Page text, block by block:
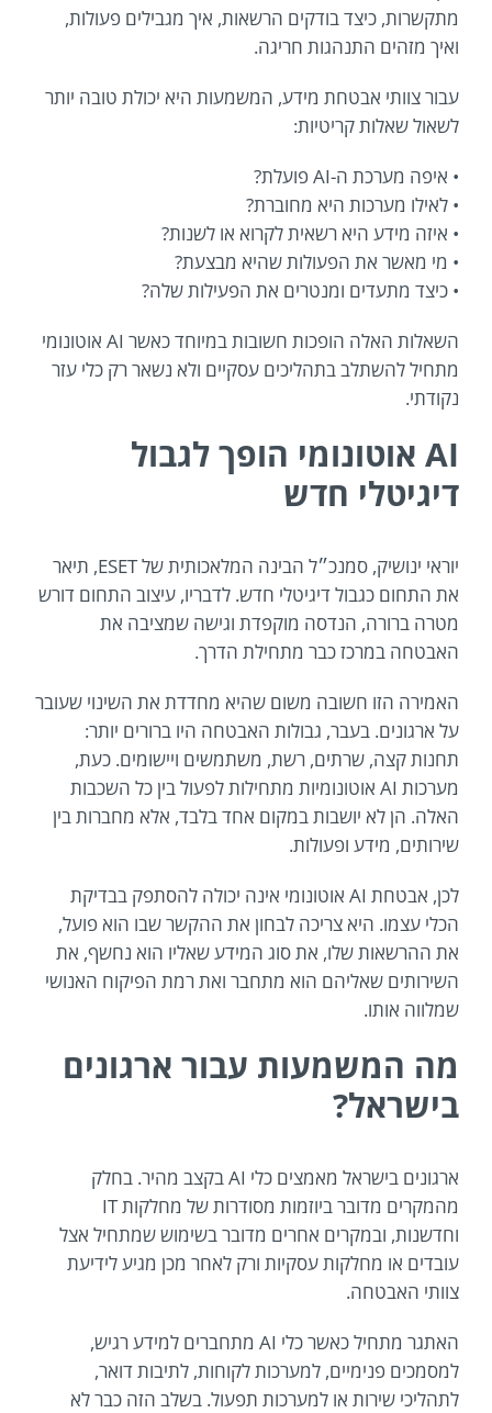
מתקשרות, כיצד בודקים הרשאות, איך מגבילים פעולות,
ואיך מזהים התנהגות חריגה.
עבור צוותי אבטחת מידע, המשמעות היא יכולת טובה יותר
לשאול שאלות קריטיות:
• איפה מערכת ה-AI פועלת?
• לאילו מערכות היא מחוברת?
• איזה מידע היא רשאית לקרוא או לשנות?
• מי מאשר את הפעולות שהיא מבצעת?
• כיצד מתעדים ומנטרים את הפעילות שלה?
השאלות האלה הופכות חשובות במיוחד כאשר AI אוטונומי
מתחיל להשתלב בתהליכים עסקיים ולא נשאר רק כלי עזר
נקודתי.
AI אוטונומי הופך לגבול
דיגיטלי חדש
יוראי ינושיק, סמנכ״ל הבינה המלאכותית של ESET, תיאר
את התחום כגבול דיגיטלי חדש. לדבריו, עיצוב התחום דורש
מטרה ברורה, הנדסה מוקפדת וגישה שמציבה את
האבטחה במרכז כבר מתחילת הדרך.
האמירה הזו חשובה משום שהיא מחדדת את השינוי שעובר
על ארגונים. בעבר, גבולות האבטחה היו ברורים יותר:
תחנות קצה, שרתים, רשת, משתמשים ויישומים. כעת,
מערכות AI אוטונומיות מתחילות לפעול בין כל השכבות
האלה. הן לא יושבות במקום אחד בלבד, אלא מחברות בין
שירותים, מידע ופעולות.
לכן, אבטחת AI אוטונומי אינה יכולה להסתפק בבדיקת
הכלי עצמו. היא צריכה לבחון את ההקשר שבו הוא פועל,
את ההרשאות שלו, את סוג המידע שאליו הוא נחשף, את
השירותים שאליהם הוא מתחבר ואת רמת הפיקוח האנושי
שמלווה אותו.
מה המשמעות עבור ארגונים
בישראל?
ארגונים בישראל מאמצים כלי AI בקצב מהיר. בחלק
מהמקרים מדובר ביוזמות מסודרות של מחלקות IT
וחדשנות, ובמקרים אחרים מדובר בשימוש שמתחיל אצל
עובדים או מחלקות עסקיות ורק לאחר מכן מגיע לידיעת
צוותי האבטחה.
האתגר מתחיל כאשר כלי AI מתחברים למידע רגיש,
למסמכים פנימיים, למערכות לקוחות, לתיבות דואר,
לתהליכי שירות או למערכות תפעול. בשלב הזה כבר לא